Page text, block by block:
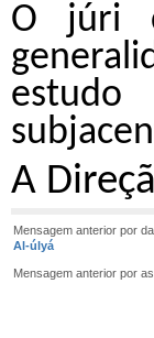
O júri
estudo
A
Mensagem anterior por
Al-úlyá
Mensagem anterior por